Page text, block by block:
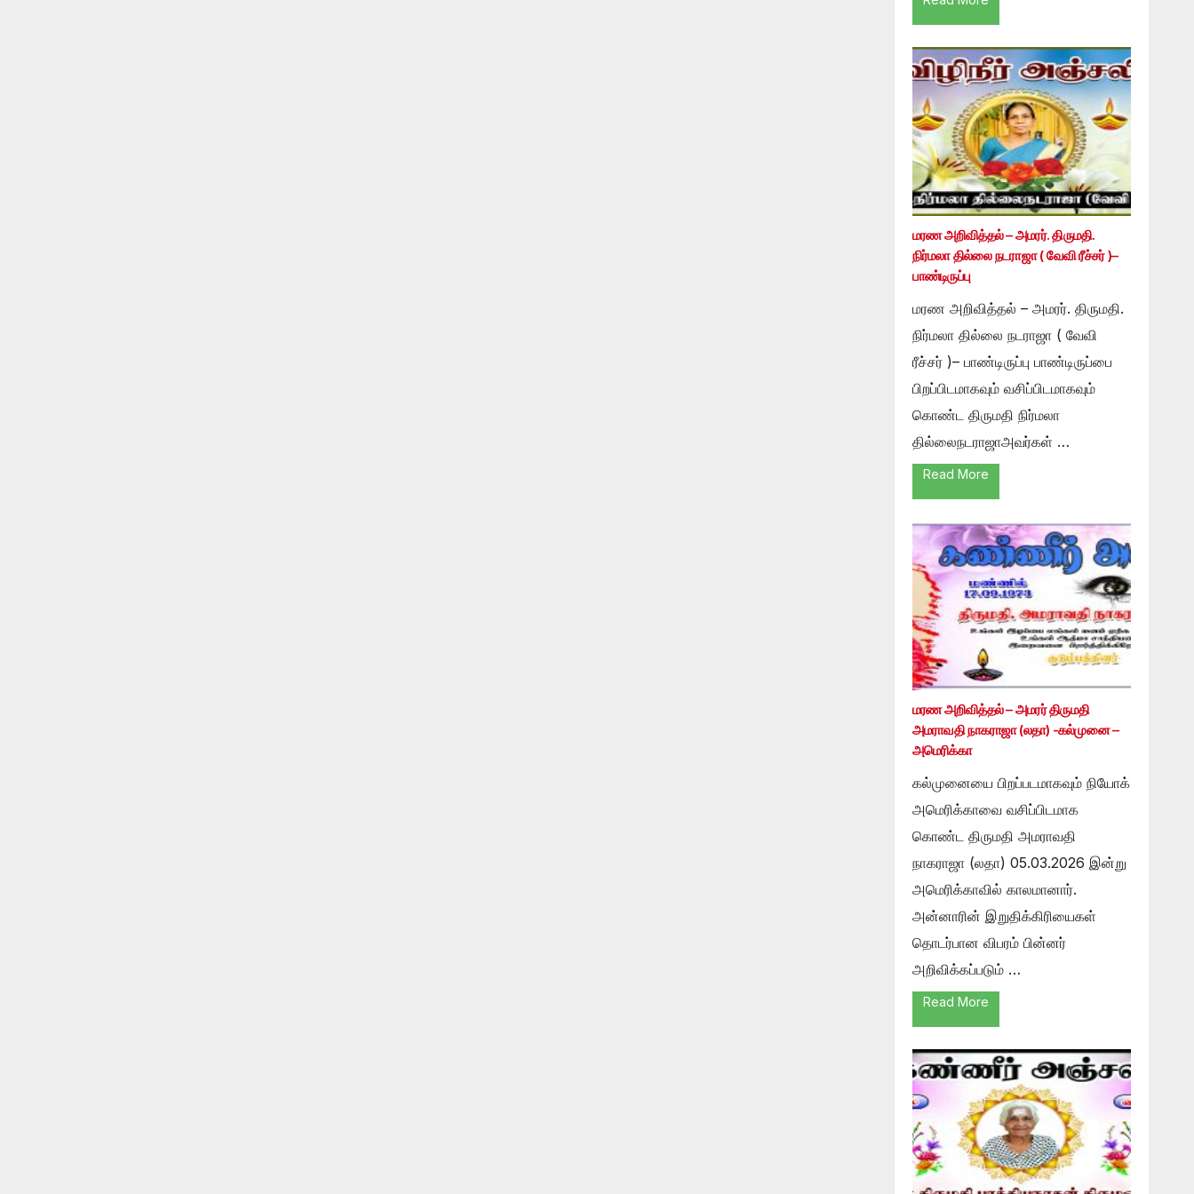
மரண அறிவித்தல் – அமரர். திருமதி.
நிர்மலா தில்லை நடராஜா ( வேவி ரீச்சர் )–
பாண்டிருப்பு
மரண அறிவித்தல் – அமரர். திருமதி.
நிர்மலா தில்லை நடராஜா ( வேவி
ரீச்சர் )– பாண்டிருப்பு பாண்டிருப்பை
பிறப்பிடமாகவும் வசிப்பிடமாகவும்
கொண்ட திருமதி நிர்மலா
தில்லைநடராஜாஅவர்கள் …
Read More
மரண அறிவித்தல் – அமரர் திருமதி
அமராவதி நாகராஜா (லதா) -கல்முனை –
அமெரிக்கா
கல்முனையை பிறப்படமாகவும் நியோக்
அமெரிக்காவை வசிப்பிடமாக
கொண்ட திருமதி அமராவதி
நாகராஜா (லதா) 05.03.2026 இன்று
அமெரிக்காவில் காலமானார்.
அன்னாரின் இறுதிக்கிரியைகள்
தொடர்பான விபரம் பின்னர்
அறிவிக்கப்படும் …
Read More